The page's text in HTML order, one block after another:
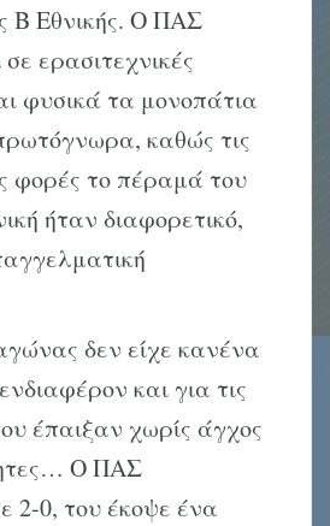
Β Εθνικής. Ο ΠΑΣ
ερασιτεχνικές
φυσικά τα μονοπάτια
καθώς τις
φορές το πέραμά του
ήταν διαφορετικό,
δεν είχε κανένα
και για τις
έπαιξαν χωρίς άγχος
Ο ΠΑΣ
2-0, του έκοψε ένα